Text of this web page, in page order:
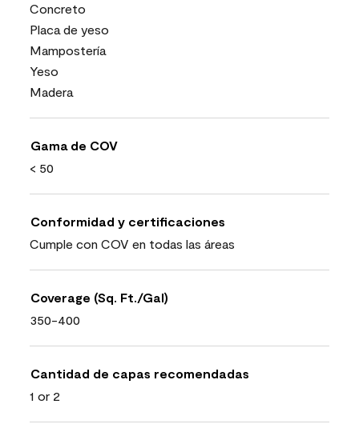
Concreto
Placa de yeso
Mampostería
Yeso
Madera
Gama de COV
< 50
Conformidad y certificaciones
Cumple con COV en todas las áreas
Coverage (Sq. Ft./Gal)
350-400
Cantidad de capas recomendadas
1 or 2